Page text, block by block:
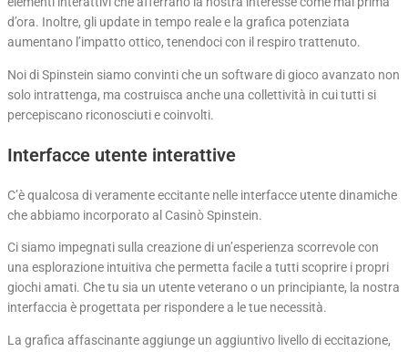
d’ora. Inoltre, gli update in tempo reale e la grafica potenziata
aumentano l’impatto ottico, tenendoci con il respiro trattenuto.
Noi di Spinstein siamo convinti che un software di gioco avanzato non
solo intrattenga, ma costruisca anche una collettività in cui tutti si
percepiscano riconosciuti e coinvolti.
Interfacce utente interattive
C’è qualcosa di veramente eccitante nelle interfacce utente dinamiche
che abbiamo incorporato al Casinò Spinstein.
Ci siamo impegnati sulla creazione di un’esperienza scorrevole con
una esplorazione intuitiva che permetta facile a tutti scoprire i propri
giochi amati. Che tu sia un utente veterano o un principiante, la nostra
interfaccia è progettata per rispondere a le tue necessità.
La grafica affascinante aggiunge un aggiuntivo livello di eccitazione,